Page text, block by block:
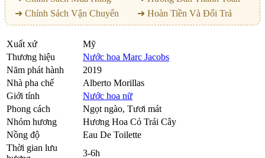
➜ Chính Sách Vận Chuyển
➜ Hoàn Tiền Và Đổi Trả
Xuất xứ
Mỹ
Thương hiệu
Nước hoa Marc Jacobs
Năm phát hành
2019
Nhà pha chế
Alberto Morillas
Giới tính
Nước hoa nữ
Phong cách
Ngọt ngào, Tươi mát
Nhóm hương
Hương Hoa Cỏ Trái Cây
Nồng độ
Eau De Toilette
Thời gian lưu
3-6h